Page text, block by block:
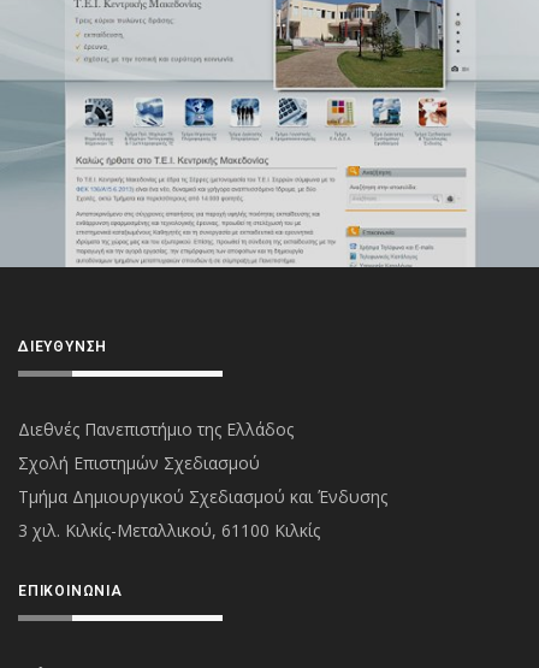
ΔΙΕΎΘΥΝΣΗ
Διεθνές Πανεπιστήμιο της Ελλάδος
Σχολή Επιστημών Σχεδιασμού
Τμήμα Δημιουργικού Σχεδιασμού και Ένδυσης
3 χιλ. Κιλκίς-Μεταλλικού, 61100 Κιλκίς
ΕΠΙΚΟΙΝΩΝΊΑ